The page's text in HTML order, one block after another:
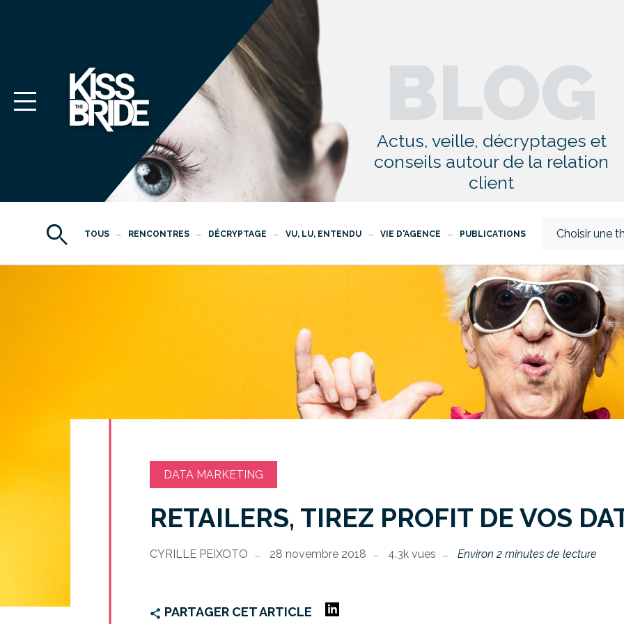
BLOG
Actus, veille, décryptages et
conseils autour de la relation
client
TOUS RENCONTRES DÉCRYPTAGE VU, LU, ENTENDU VIE D'AGENCE PUBLICATIONS Choisir une
DATA MARKETING
RETAILERS, TIREZ PROFIT DE VOS
CYRILLE PEIXOTO 28 novembre 2018 4.3k vues Environ 2 minutes de lecture
PARTAGER CET ARTICLE